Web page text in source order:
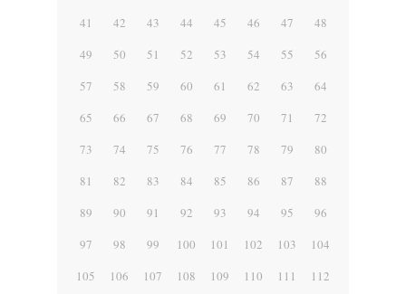
41
42 43 44 45 46 47
48
49
50 51 52 53 54 55
56
57
58 59 60 61 62 63
64
65
66 67 68 69 70 71
72
73
74 75 76 77 78 79
80
81
82 83 84 85 86 87
88
89
90 91 92 93 94 95
96
97
98 99 100 101 102 103
104
105
106 107 108 109 110 111
112